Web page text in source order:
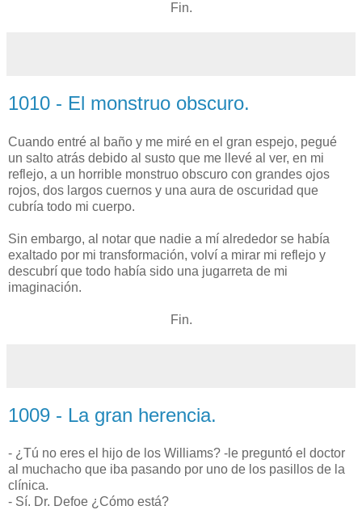
Fin.
1010 - El monstruo obscuro.
Cuando entré al baño y me miré en el gran espejo, pegué
un salto atrás debido al susto que me llevé al ver, en mi
reflejo, a un horrible monstruo obscuro con grandes ojos
rojos, dos largos cuernos y una aura de oscuridad que
cubría todo mi cuerpo.
Sin embargo, al notar que nadie a mí alrededor se había
exaltado por mi transformación, volví a mirar mi reflejo y
descubrí que todo había sido una jugarreta de mi
imaginación.
Fin.
1009 - La gran herencia.
- ¿Tú no eres el hijo de los Williams? -le preguntó el doctor
al muchacho que iba pasando por uno de los pasillos de la
clínica.
- Sí. Dr. Defoe ¿Cómo está?